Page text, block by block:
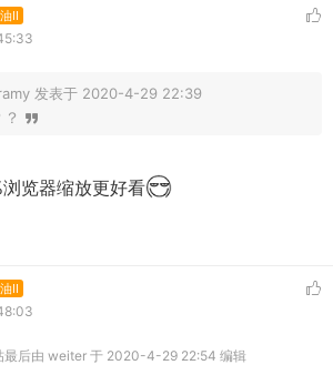
II
发表于 2020-4-29 22:39
览器缩放更好看
II
最后由 weiter 于 2020-4-29 22:54 编辑